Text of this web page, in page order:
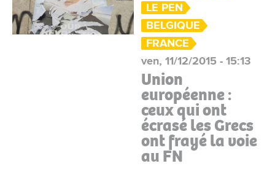
LE PEN
BELGIQUE
FRANCE
ven, 11/12/2015 - 15:13
Union
européenne :
ceux qui ont
écrasé les Grecs
ont frayé la voie
au FN